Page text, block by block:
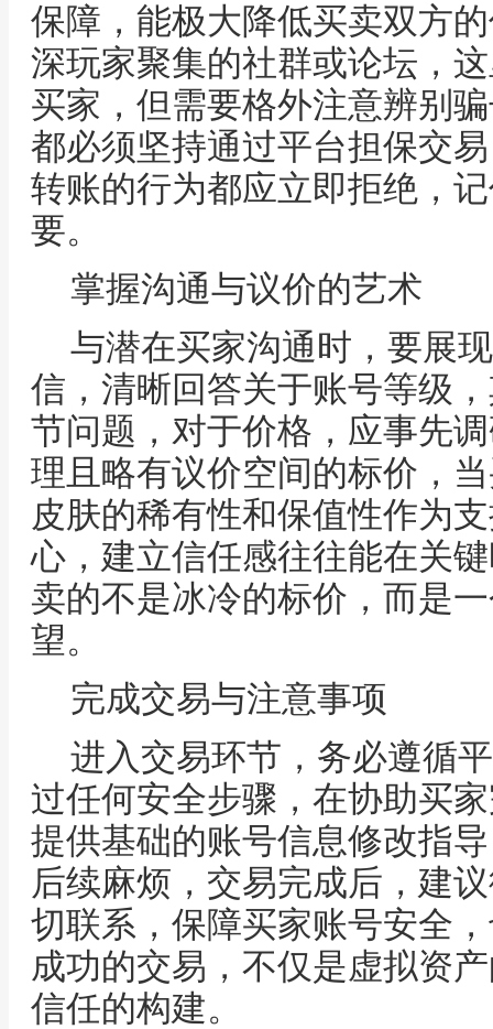
保障，能极大降低买卖双方
深玩家聚集的社群或论坛，
买家，但需要格外注意辨别
都必须坚持通过平台担保交
转账的行为都应立即拒绝，
要。
掌握沟通与议价的艺术
与潜在买家沟通时，要展
信，清晰回答关于账号等级
节问题，对于价格，应事先
理且略有议价空间的标价，
皮肤的稀有性和保值性作为
心，建立信任感往往能在关
卖的不是冰冷的标价，而是
望。
完成交易与注意事项
进入交易环节，务必遵循
过任何安全步骤，在协助买
提供基础的账号信息修改指
后续麻烦，交易完成后，建
切联系，保障买家账号安全
成功的交易，不仅是虚拟资
信任的构建。